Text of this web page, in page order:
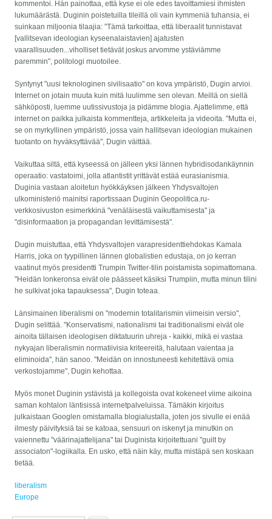
kommentoi. Hän painottaa, että kyse ei ole edes tavoittamiesi ihmisten
lukumäärästä. Duginin poistetuilla tileillä oli vain kymmeniä tuhansia, ei
suinkaan miljoonia tilaajia: "Tämä tarkoittaa, että liberaalit tunnistavat
[vallitsevan ideologian kyseenalaistavien] ajatusten
vaarallisuuden...viholliset tietävät joskus arvomme ystäviämme
paremmin", politologi muotoilee.
Syntynyt "uusi teknologinen sivilisaatio" on kova ympäristö, Dugin arvioi.
Internet on jotain muuta kuin mitä luulimme sen olevan. Meillä on siellä
sähköposti, luemme uutissivustoja ja pidämme blogia. Ajattelimme, että
internet on paikka julkaista kommentteja, artikkeleita ja videoita. "Mutta ei,
se on myrkyllinen ympäristö, jossa vain hallitsevan ideologian mukainen
tuotanto on hyväksyttävää", Dugin väittää.
Vaikuttaa siltä, että kyseessä on jälleen yksi lännen hybridisodankäynnin
operaatio: vastatoimi, jolla atlantistit yrittävät estää eurasianismia.
Duginia vastaan aloitetun hyökkäyksen jälkeen Yhdysvaltojen
ulkoministeriö mainitsi raportissaan Duginin Geopolitica.ru-
verkkosivuston esimerkkinä "venäläisestä vaikuttamisesta" ja
"disinformaation ja propagandan levittämisestä".
Dugin muistuttaa, että Yhdysvaltojen varapresidenttiehdokas Kamala
Harris, joka on tyypillinen lännen globalistien edustaja, on jo kerran
vaatinut myös presidentti Trumpin Twitter-tilin poistamista sopimattomana.
"Heidän lonkeronsa eivät ole päässeet käsiksi Trumpiin, mutta minun tilini
he sulkivat joka tapauksessa", Dugin toteaa.
Länsimainen liberalismi on "modernin totalitarismin viimeisin versio",
Dugin selittää. "Konservatismi, nationalismi tai traditionalismi eivät ole
ainoita tällaisen ideologisen diktatuurin uhreja - kaikki, mikä ei vastaa
nykyajan liberalismin normatiivisia kriteereitä, halutaan vaientaa ja
eliminoida", hän sanoo. "Meidän on innostuneesti kehitettävä omia
verkostojamme", Dugin kehottaa.
Myös monet Duginin ystävistä ja kollegoista ovat kokeneet viime aikoina
saman kohtalon läntisissä internetpalveluissa. Tämäkin kirjoitus
julkaistaan Googlen omistamalla blogialustalla, joten jos sivulle ei enää
ilmesty päivityksiä tai se katoaa, sensuuri on iskenyt ja minutkin on
vaiennettu "väärinajattelijana" tai Duginista kirjoitettuani "guilt by
associaton"-logiikalla. En usko, että näin käy, mutta mistäpä sen koskaan
tietää.
liberalism
Europe